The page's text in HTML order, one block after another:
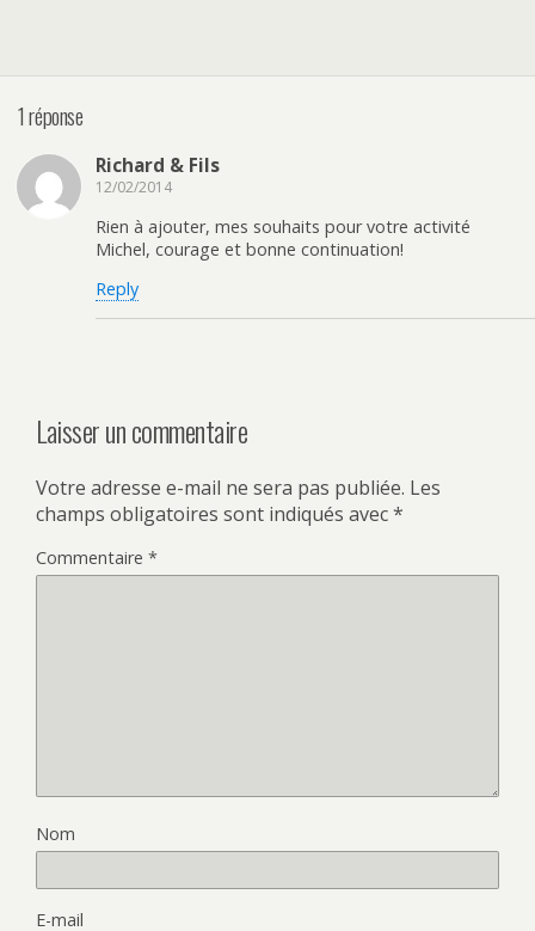
b
o
o
k
d
n
l g
1 réponse
Richard & Fils
12/02/2014
Rien à ajouter, mes souhaits pour votre activité
Michel, courage et bonne continuation!
Reply
Laisser un commentaire
Votre adresse e-mail ne sera pas publiée. Les
champs obligatoires sont indiqués avec*
Commentaire *
Nom
E-mail